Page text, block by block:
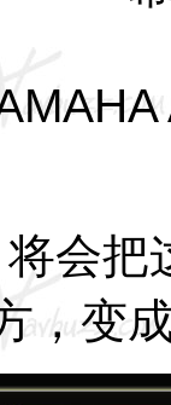
将会把
，变